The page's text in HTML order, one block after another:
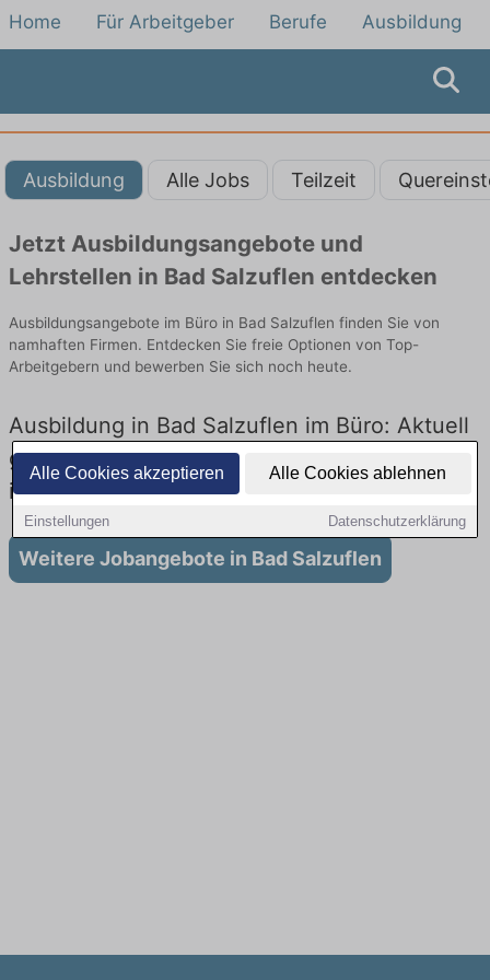
Alle Cookies akzeptieren Alle Cookies ablehnen
Einstellungen Datenschutzerklärung
Home Für Arbeitgeber Berufe Ausbildung
Ausbildung Alle Jobs Teilzeit
Jetzt Ausbildungsangebote und
Lehrstellen in Bad Salzuflen entdecken
Ausbildungsangebote im Büro in Bad Salzuflen finden Sie von
namhaften Firmen. Entdecken Sie freie Optionen von Top-
Arbeitgebern und bewerben Sie sich noch heute.
Ausbildung in Bad Salzuflen im Büro: Aktuell
gibt es keine Stellenangebote für Ausbildung
in Bad Salzuflen
Weitere Jobangebote in Bad Salzuflen